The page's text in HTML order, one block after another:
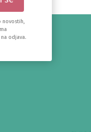
novostih,
odjava.